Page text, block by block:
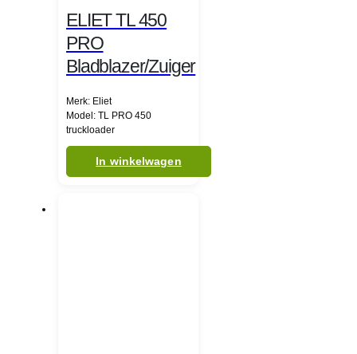
ELIET TL 450
PRO
Bladblazer/Zuiger
Merk: Eliet
Model: TL PRO 450
truckloader
In winkelwagen